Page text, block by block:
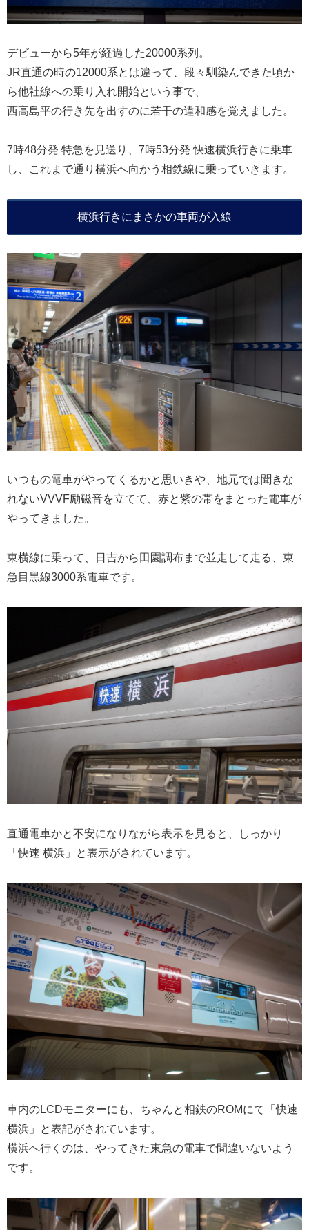
デビューから5年が経過した20000系列。
JR直通の時の12000系とは違って、段々馴染んできた頃か
ら他社線への乗り入れ開始という事で、
西高島平の行き先を出すのに若干の違和感を覚えました。
7時48分発 特急を見送り、7時53分発 快速横浜行きに乗車
し、これまで通り横浜へ向かう相鉄線に乗っていきます。
横浜行きにまさかの車両が入線
いつもの電車がやってくるかと思いきや、地元では聞きな
れないVVVF励磁音を立てて、赤と紫の帯をまとった電車が
やってきました。
東横線に乗って、日吉から田園調布まで並走して走る、東
急目黒線3000系電車です。
直通電車かと不安になりながら表示を見ると、しっかり
「快速 横浜」と表示がされています。
車内のLCDモニターにも、ちゃんと相鉄のROMにて「快速
横浜」と表記がされています。
横浜へ行くのは、やってきた東急の電車で間違いないよう
です。